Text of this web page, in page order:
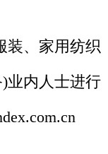
装、家用纺织
业内人士进行